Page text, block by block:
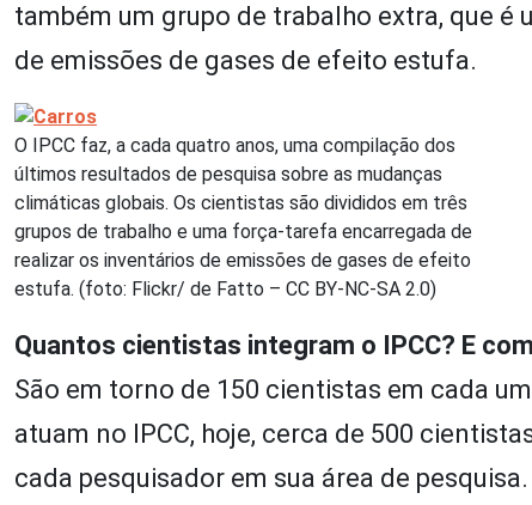
também um grupo de trabalho extra, que
de emissões de gases de efeito estufa.
O IPCC faz, a cada quatro anos, uma compilação dos
últimos resultados de pesquisa sobre as mudanças
climáticas globais. Os cientistas são divididos em três
grupos de trabalho e uma força-tarefa encarregada de
realizar os inventários de emissões de gases de efeito
estufa. (foto: Flickr/ de Fatto – CC BY-NC-SA 2.0)
Quantos cientistas integram o IPCC? E
São em torno de 150 cientistas em cada
atuam no IPCC, hoje, cerca de 500
cada pesquisador em sua área de